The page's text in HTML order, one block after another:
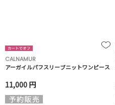
CALNAMUR
アーガイルパフスリーブニットワンピース
11,000 円